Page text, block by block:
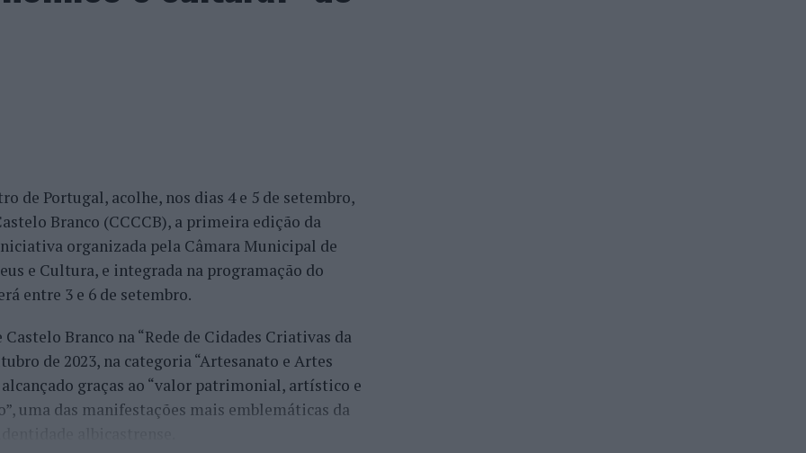
de Portugal, acolhe, nos dias 4 e 5 de setembro,
Branco (CCCCB), a primeira edição da
organizada pela Câmara Municipal de
e Cultura, e integrada na programação do
entre 3 e 6 de setembro.
Branco na “Rede de Cidades Criativas da
de 2023, na categoria “Artesanato e Artes
graças ao “valor patrimonial, artístico e
uma das manifestações mais emblemáticas da